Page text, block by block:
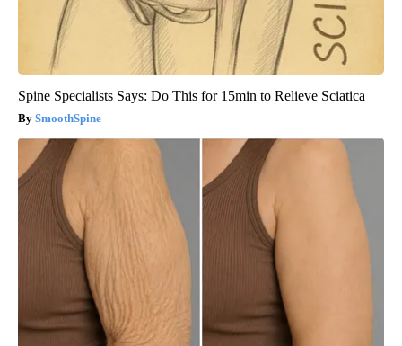
Spine Specialists Says: Do This for 15min to Relieve Sciatica
SmoothSpine